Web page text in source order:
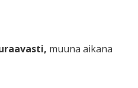
muuna aikana